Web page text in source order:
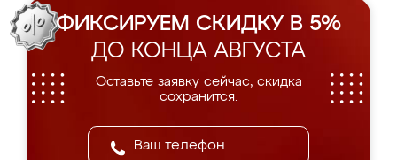
ФИКСИРУЕМ СКИДКУ В 5%
ДО КОНЦА АВГУСТА
Оставьте заявку сейчас, скидка
сохранится.